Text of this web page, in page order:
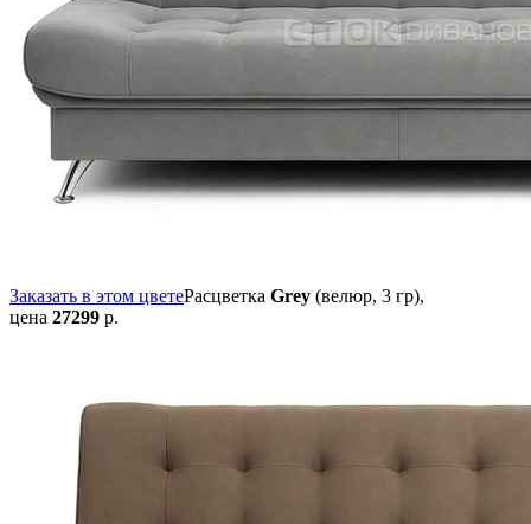
Заказать в этом цветеРасцветка Grey (велюр, 3 гр),
цена 27299 р.